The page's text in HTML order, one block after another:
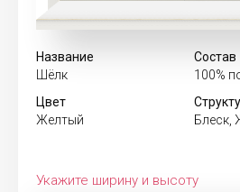
Название
Шёлк
Состав
100%
Цвет
Желтый
Блеск,
Укажите ширину и высоту